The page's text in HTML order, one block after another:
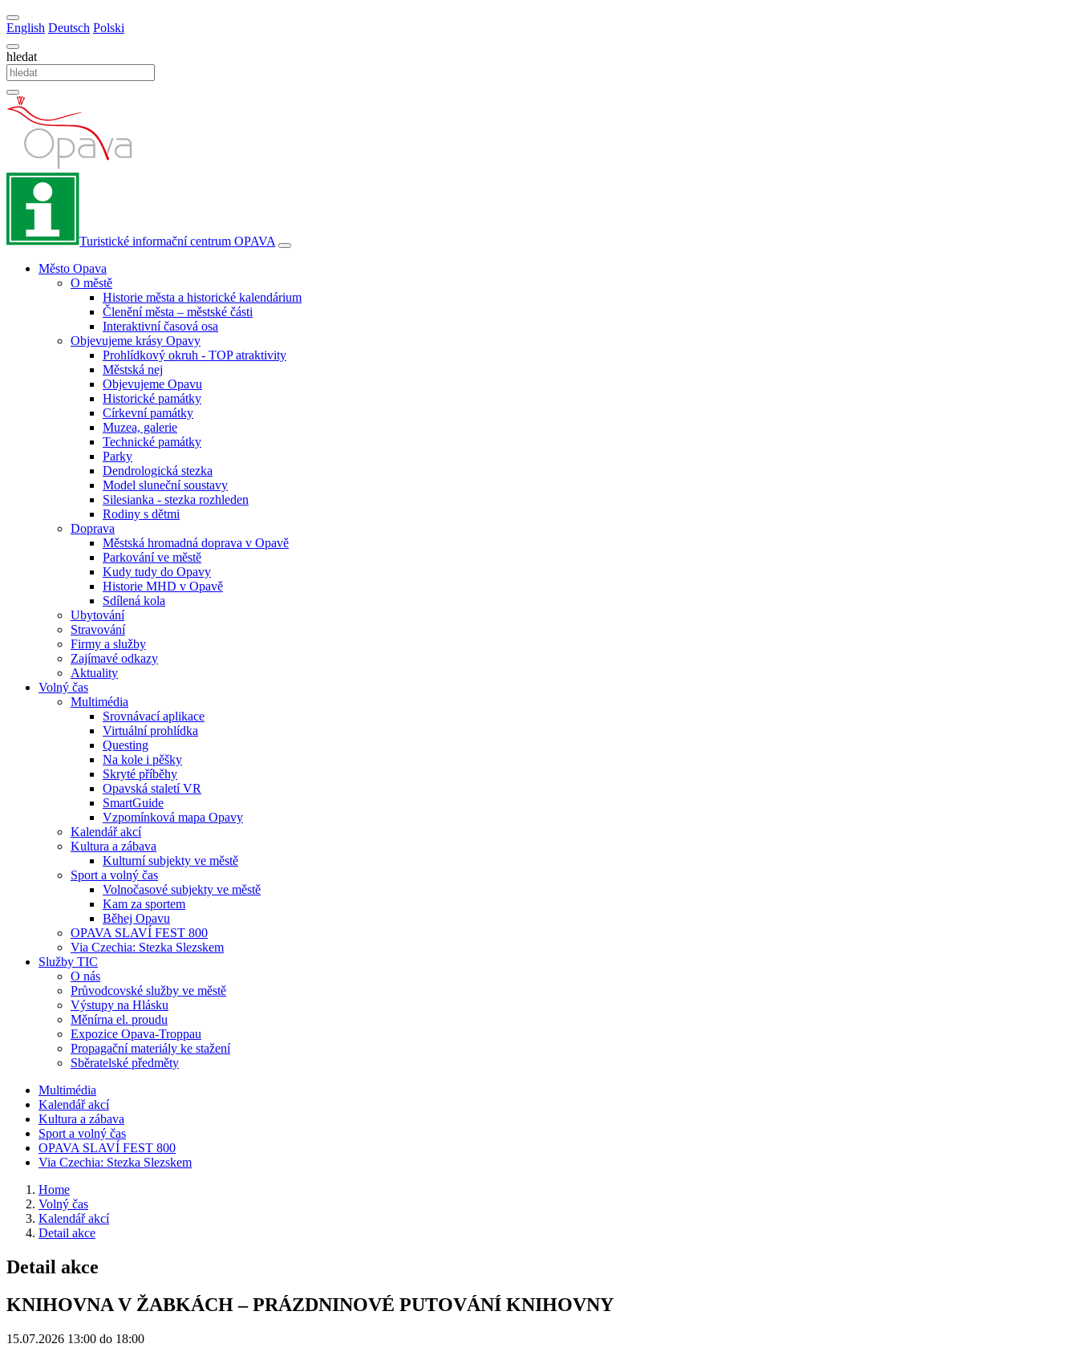
English Deutsch Polski
hledat
Turistické informační centrum OPAVA
Město Opava
O městě
Historie města a historické kalendárium
Členění města – městské části
Interaktivní časová osa
Objevujeme krásy Opavy
Prohlídkový okruh - TOP atraktivity
Městská nej
Objevujeme Opavu
Historické památky
Církevní památky
Muzea, galerie
Technické památky
Parky
Dendrologická stezka
Model sluneční soustavy
Silesianka - stezka rozhleden
Rodiny s dětmi
Doprava
Městská hromadná doprava v Opavě
Parkování ve městě
Kudy tudy do Opavy
Historie MHD v Opavě
Sdílená kola
Ubytování
Stravování
Firmy a služby
Zajímavé odkazy
Aktuality
Volný čas
Multimédia
Srovnávací aplikace
Virtuální prohlídka
Questing
Na kole i pěšky
Skryté příběhy
Opavská staletí VR
SmartGuide
Vzpomínková mapa Opavy
Kalendář akcí
Kultura a zábava
Kulturní subjekty ve městě
Sport a volný čas
Volnočasové subjekty ve městě
Kam za sportem
Běhej Opavu
OPAVA SLAVÍ FEST 800
Via Czechia: Stezka Slezskem
Služby TIC
O nás
Průvodcovské služby ve městě
Výstupy na Hlásku
Měnírna el. proudu
Expozice Opava-Troppau
Propagační materiály ke stažení
Sběratelské předměty
Multimédia
Kalendář akcí
Kultura a zábava
Sport a volný čas
OPAVA SLAVÍ FEST 800
Via Czechia: Stezka Slezskem
Home
Volný čas
Kalendář akcí
Detail akce
Detail akce
KNIHOVNA V ŽABKÁCH – PRÁZDNINOVÉ PUTOVÁNÍ KNIHOVNY
15.07.2026 13:00 do 18:00